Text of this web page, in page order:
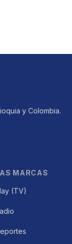
y Colombia.
MARCAS
(TV)